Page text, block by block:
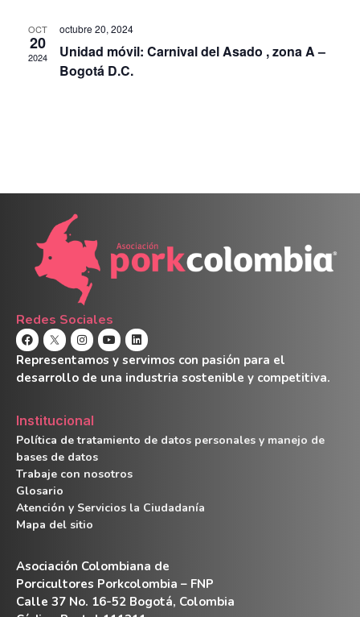
OCT
20
2024
octubre 20, 2024
Unidad móvil: Carnival del Asado , zona A –
Bogotá D.C.
Redes Sociales
Representamos y servimos con pasión para el
desarrollo de una industria sostenible y competitiva.
Institucional
Política de tratamiento de datos personales y manejo de
bases de datos
Trabaje con nosotros
Glosario
Atención y Servicios la Ciudadanía
Mapa del sitio
Asociación Colombiana de
Porcicultores Porkcolombia – FNP
Calle 37 No. 16-52 Bogotá, Colombia